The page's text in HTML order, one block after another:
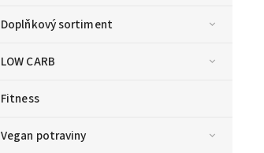
Doplňkový sortiment
LOW CARB
Fitness
Vegan potraviny